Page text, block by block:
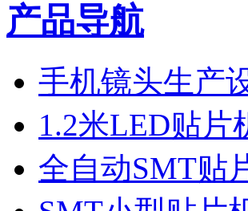
产品导航
手机镜头生产
1.2米LED贴片
全自动SMT贴